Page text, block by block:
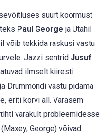
suurt koormust
Paul George ja Utahil
võib tekkida raskusi vastu
Jazzi sentrid Jusuf
ilmselt kiiresti
Drummondi vastu pidama
eriti korvi all. Varasem
varakult probleemidesse
George) võivad